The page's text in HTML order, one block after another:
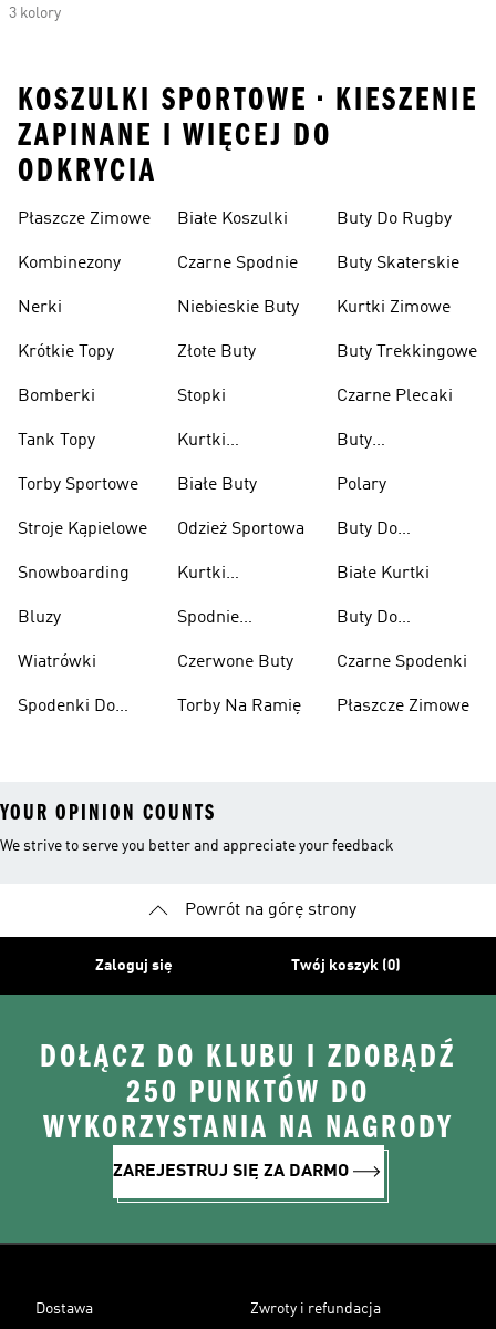
3 kolory
KOSZULKI SPORTOWE • KIESZENIE
ZAPINANE I WIĘCEJ DO
ODKRYCIA
Płaszcze Zimowe
Kombinezony
Nerki
Krótkie Topy
Bomberki
Tank Topy
Torby Sportowe
Stroje Kąpielowe
Snowboarding
Bluzy
Wiatrówki
Spodenki Do
Białe Koszulki
Czarne Spodnie
Niebieskie Buty
Złote Buty
Stopki
Kurtki
Białe Buty
Odzież Sportowa
Kurtki
Spodnie
Czerwone Buty
Torby Na Ramię
Buty Do Rugby
Buty Skaterskie
Kurtki Zimowe
Buty Trekkingowe
Czarne Plecaki
Buty
Polary
Buty Do
Ciężarów
Białe Kurtki
Buty Do
Czarne Spodenki
Płaszcze Zimowe
YOUR OPINION COUNTS
We strive to serve you better and appreciate your feedback
Powrót na górę strony
Zaloguj się Twój koszyk (0)
DOŁĄCZ DO KLUBU I ZDOBĄDŹ
250 PUNKTÓW DO
WYKORZYSTANIA NA NAGRODY
ZAREJESTRUJ SIĘ ZA DARMO
Dostawa Zwroty i refundacja